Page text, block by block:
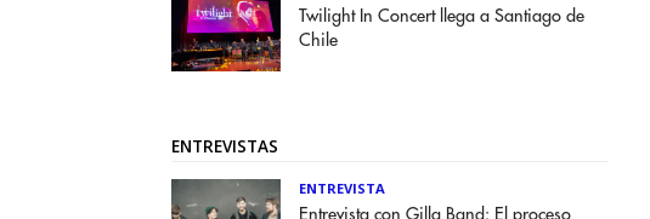
Twilight In Concert llega a Santiago de
Chile
ENTREVISTAS
ENTREVISTA
Entrevista con Gilla Band: El proceso